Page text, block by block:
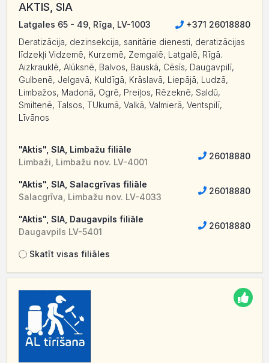
AKTIS, SIA
Latgales 65 - 49, Rīga, LV-1003
+371 26018880
Deratizācija, dezinsekcija, sanitārie dienesti, deratizācijas
līdzekļi Vidzemē, Kurzemē, Zemgalē, Latgalē, Rīgā.
Aizkrauklē, Alūksnē, Balvos, Bauskā, Cēsīs, Daugavpilī,
Gulbenē, Jelgavā, Kuldīgā, Krāslavā, Liepājā, Ludzā,
Limbažos, Madonā, Ogrē, Preiļos, Rēzeknē, Saldū,
Smiltenē, Talsos, TUkumā, Valkā, Valmierā, Ventspilī,
Līvānos
"Aktis", SIA, Limbažu filiāle
Limbaži, Limbažu nov. LV-4001
26018880
"Aktis", SIA, Salacgrīvas filiāle
Salacgrīva, Limbažu nov. LV-4033
26018880
"Aktis", SIA, Daugavpils filiāle
Daugavpils LV-5401
26018880
Skatīt visas filiāles